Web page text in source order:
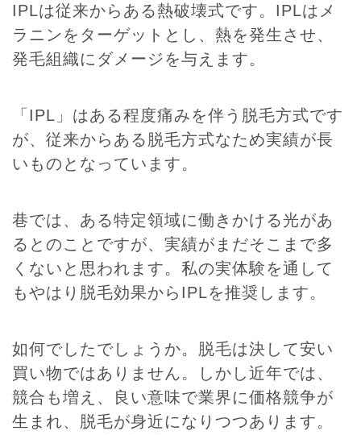
IPLは従来からある熱破壊式です。IPLはメ
ラニンをターゲットとし、熱を発生させ、
発毛組織にダメージを与えます。
「IPL」はある程度痛みを伴う脱毛方式です
が、従来からある脱毛方式なため実績が長
いものとなっています。
巷では、ある特定領域に働きかける光があ
るとのことですが、実績がまだそこまで多
くないと思われます。私の実体験を通して
もやはり脱毛効果からIPLを推奨します。
如何でしたでしょうか。脱毛は決して安い
買い物ではありません。しかし近年では、
競合も増え、良い意味で業界に価格競争が
生まれ、脱毛が身近になりつつあります。